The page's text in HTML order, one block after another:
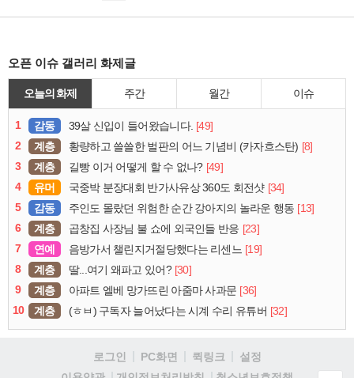
오픈 이슈 갤러리 화제글
오늘의 화제 주간 월간 이슈
1 감동 39살 신입이 들어왔습니다. [49]
2
계층 황량하고 쓸쓸한 벌판의 어느 기념비 (카자흐스탄) [8]
3
계층 길빵 이거 어떻게 할 수 없나? [49]
4
유머 국중박 분장대회 반가사유상 360도 회전샷 [34]
5
감동 주인도 몰랐던 위험한 순간 강아지의 놀라운 행동 [13]
6
계층 곱창집 사장님 불 쇼에 외국인들 반응 [23]
7
연예 음방가서 챌린지거절당했다는 리센느 [19]
8
계층 딸...여기 왜파고 있어? [30]
9
계층 아파트 엘베 망가뜨린 아줌마 사과문 [36]
10
계층 (ㅎㅂ) 구독자 늘어났다는 시계 수리 유튜버 [32]
로그인 PC화면 퀵링크
설정